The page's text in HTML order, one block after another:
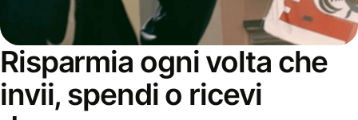
Risparmia ogni volta che
invii, spendi o ricevi